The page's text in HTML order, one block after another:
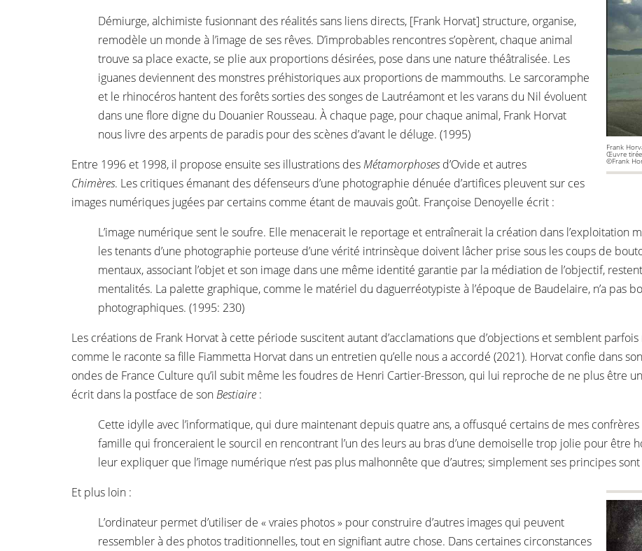
Frank
Œuvre
©Frank
Démiurge, alchimiste fusionnant des réalités sans liens directs, [Frank Horvat] structure, organise,
remodèle un monde à l’image de ses rêves. D’improbables rencontres s’opèrent, chaque animal
trouve sa place exacte, se plie aux proportions désirées, pose dans une nature théâtralisée. Les
iguanes deviennent des monstres préhistoriques aux proportions de mammouths. Le sarcoramphe
et le rhinocéros hantent des forêts sorties des songes de Lautréamont et les varans du Nil évoluent
dans une flore digne du Douanier Rousseau. À chaque page, pour chaque animal, Frank Horvat
nous livre des arpents de paradis pour des scènes d’avant le déluge. (1995)
Entre 1996 et 1998, il propose ensuite ses illustrations des Métamorphosesd’Ovide et autres
Chimères. Les critiques émanant des défenseurs d’une photographie dénuée d’artifices pleuvent sur ces
images numériques jugées par certains comme étant de mauvais goût. Françoise Denoyelle écrit :
L’image numérique sent le soufre. Elle menacerait le reportage et entraînerait la création dans l’exploitation
les tenants d’une photographie porteuse d’une vérité intrinsèque doivent lâcher prise sous les coups de
mentaux, associant l’objet et son image dans une même identité garantie par la médiation de l’objectif,
mentalités. La palette graphique, comme le matériel du daguerréotypiste à l’époque de Baudelaire, n’a pas
photographiques. (1995: 230)
Les créations de Frank Horvat à cette période suscitent autant d’acclamations que d’objections et semblent
comme le raconte sa fille Fiammetta Horvat dans un entretien qu’elle nous a accordé (2021). Horvat confie dans
ondes de France Culture qu’il subit même les foudres de Henri Cartier-Bresson, qui lui reproche de ne plus être
écrit dans la postface de sonBestiaire :
Cette idylle avec l’informatique, qui dure maintenant depuis quatre ans, a offusqué certains de mes
famille qui fronceraient le sourcil en rencontrant l’un des leurs au bras d’une demoiselle trop jolie pour être
leur expliquer que l’image numérique n’est pas plus malhonnête que d’autres; simplement ses principes
Et plus loin :
L’ordinateur permet d’utiliser de « vraies photos » pour construire d’autres images qui peuvent
ressembler à des photos traditionnelles, tout en signifiant autre chose. Dans certaines circonstances